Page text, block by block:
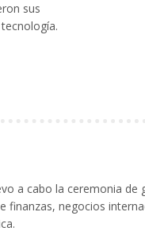
sus
a cabo la ceremonia
finanzas, negocios